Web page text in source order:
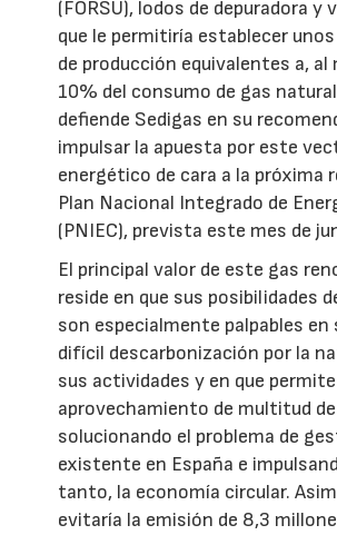
(FORSU), lodos de depuradora y
que le permitiría establecer
de producción equivalentes a, al
10% del consumo de gas
defiende Sedigas en su
impulsar la apuesta por este
energético de cara a la próxima
Plan Nacional Integrado de
(PNIEC), prevista este mes de
El principal valor de este gas
reside en que sus posibilidades
son especialmente palpables en
difícil descarbonización por la
sus actividades y en que
aprovechamiento de multitud
solucionando el problema de
existente en España e
tanto, la economía circular.
evitaría la emisión de 8,3